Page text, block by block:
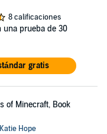
8 calificaciones
una prueba de 30
gratis
of Minecraft, Book
Katie Hope